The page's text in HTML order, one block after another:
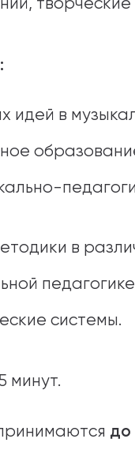
идей в
в
системы.
минут.
до